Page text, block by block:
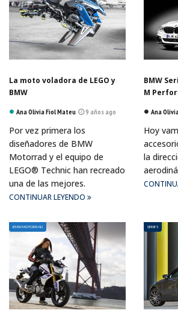
La moto voladora de LEGO y
BMW
Ana Olivia Fiol Mateu 9 años ago
Por vez primera los
diseñadores de BMW
Motorrad y el equipo de
LEGO® Technic han recreado
una de las mejores.
CONTINUAR LEYENDO
BMW
M
Ana
Hoy
la
BMW MOTORRAD SERIE 5